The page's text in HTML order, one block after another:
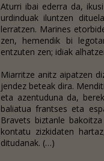
Aturri ibai ederra da,
urdinduak iluntzen
lerratzen. Marines
zen, hemendik bi
entzuten zen; idiak
Miarritze anitz aipatzen
jendez beteak dira.
eta azentuduna da,
baliatua frantses eta
Bravets biztanle
kontatu zizkidaten
ditudanak. (…)